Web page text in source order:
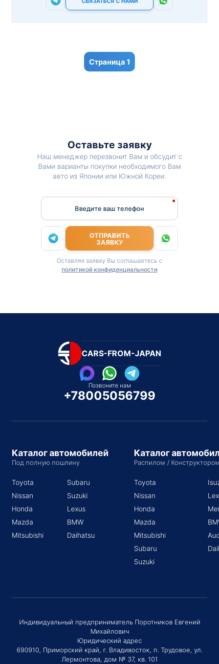
1
Оставьте заявку
Наш менеджер перезвонит Вам и обсудит с
Вами варианты покупки необходимого Вам
авто из Японии или Южной Кореи.
Введите ваш телефон
ОТПРАВИТЬ
ЗАЯВКУ
Оставляя заявку Вы соглашаетесь с
политикой конфиденциальности
CARS-FROM-JAPAN
Позвоните нам
+78005056799
Каталог автомобилей
Под полную пошлину
Toyota
Nissan
Honda
Mazda
Mitsubishi
Subaru
Suzuki
Lexus
BMW
Daihatsu
Каталог
Распилом /
Toyota
Nissan
Honda
Mazda
Mitsubishi
Subaru
Suzuki
Индивидуальный предприниматель Поротников Евгений
Михайлович
Юридический адрес
690910, Приморский край, г. Владивосток, п. Трудовое, ул.
Лермонтова, дом № 37, кв. 101